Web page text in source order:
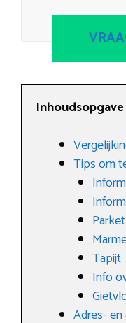
Inhoudsopgave
Tips om
Tapijt
Info
Adres-